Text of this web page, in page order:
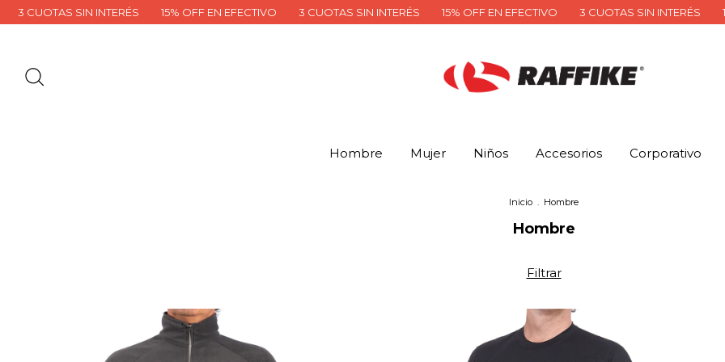
15% OFF EN EFECTIVO 3 CUOTAS SIN INTERÉS 15% OFF EN EFECTIVO 3 CUOTAS SIN INTERÉS 15% OFF EN EFECTIVO
Hombre Mujer Niños Accesorios Corporativo
Inicio . Hombre
Hombre
Filtrar